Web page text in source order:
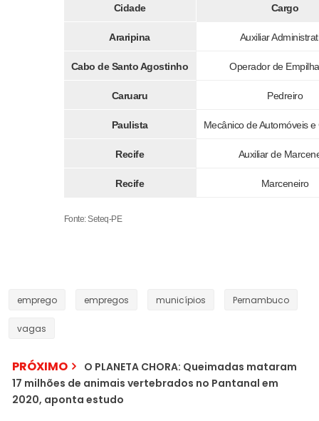
Cidade Cargo
Araripina Auxiliar
Cabo de Santo Agostinho Operador de
Caruaru Pedreiro
Paulista Mecânico de Automóveis
Recife Auxiliar de
Recife Marceneiro
Fonte: Seteq-PE
emprego empregos municípios Pernambuco
vagas
PRÓXIMO
O PLANETA CHORA: Queimadas mataram
17 milhões de animais vertebrados no Pantanal em
2020, aponta estudo